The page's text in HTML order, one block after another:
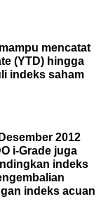
mencatat
(YTD) hingga
indeks saham
2012
i-Grade juga
indeks
indeks acuan